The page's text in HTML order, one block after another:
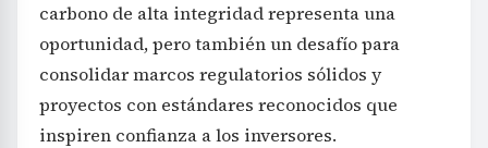
carbono de alta integridad representa una
oportunidad, pero también un desafío para
consolidar marcos regulatorios sólidos y
proyectos con estándares reconocidos que
inspiren confianza a los inversores.